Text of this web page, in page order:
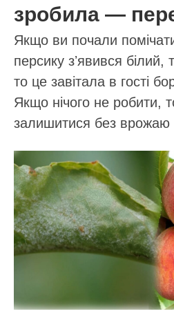
зробила —
Якщо ви почали
персику зʼявився білий,
то це завітала в гості
Якщо нічого не робити,
залишитися без врожаю